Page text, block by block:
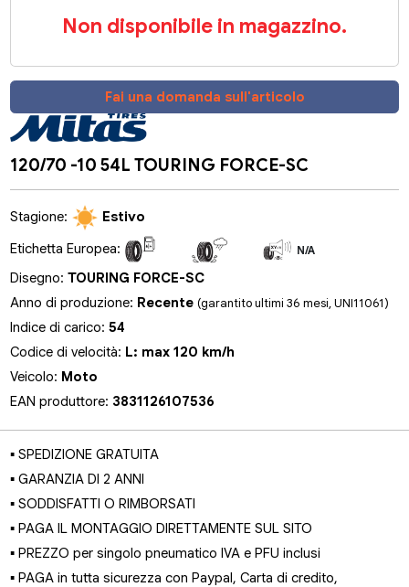
Non disponibile in magazzino.
Fai una domanda sull'articolo
120/70 -10 54L TOURING FORCE-SC
Stagione:
Estivo
Etichetta Europea:
N/A
Disegno:TOURING FORCE-SC
Anno di produzione: Recente(garantito ultimi 36 mesi, UNI11061)
Indice di carico:54
Codice di velocità: L: max 120 km/h
Veicolo: Moto
EAN produttore: 3831126107536
▪ SPEDIZIONE GRATUITA
▪ GARANZIA DI 2 ANNI
▪ SODDISFATTI O RIMBORSATI
▪ PAGA IL MONTAGGIO DIRETTAMENTE SUL SITO
▪ PREZZO per singolo pneumatico IVA e PFU inclusi
▪ PAGA in tutta sicurezza con Paypal, Carta di credito,